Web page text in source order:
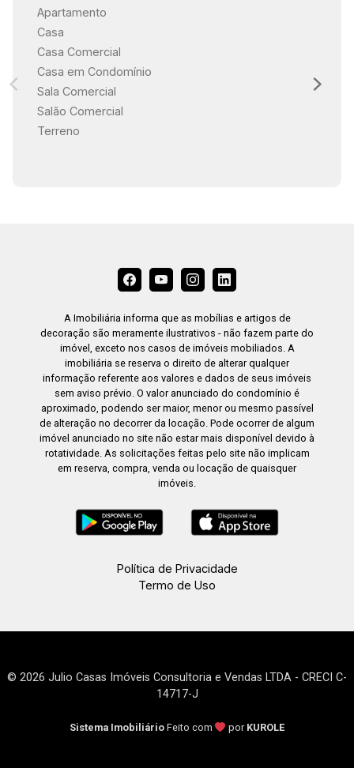
Apartamento
Casa
Casa Comercial
Casa em Condomínio
Sala Comercial
Salão Comercial
Terreno
A Imobiliária informa que as mobílias e artigos de
decoração são meramente ilustrativos - não fazem parte do
imóvel, exceto nos casos de imóveis mobiliados. A
imobiliária se reserva o direito de alterar qualquer
informação referente aos valores e dados de seus imóveis
sem aviso prévio. O valor anunciado do condomínio é
aproximado, podendo ser maior, menor ou mesmo passível
de alteração no decorrer da locação. Pode ocorrer de algum
imóvel anunciado no site não estar mais disponível devido à
rotatividade. As solicitações feitas pelo site não implicam
em reserva, compra, venda ou locação de quaisquer
imóveis.
Política de Privacidade
Termo de Uso
© 2026 Julio Casas Imóveis Consultoria e Vendas LTDA - CRECI C-
14717-J
Sistema Imobiliário Feito com por KUROLE